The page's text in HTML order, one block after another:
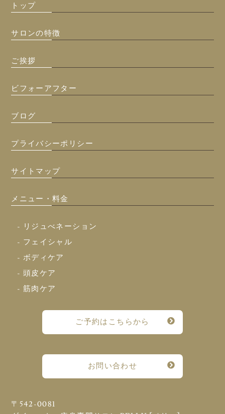
トップ
サロンの特徴
ご挨拶
ビフォーアフター
ブログ
プライバシーポリシー
サイトマップ
メニュー・料金
- リジュべネーション
- フェイシャル
- ボディケア
- 頭皮ケア
- 筋肉ケア
ご予約はこちらから
お問い合わせ
〒542-0081